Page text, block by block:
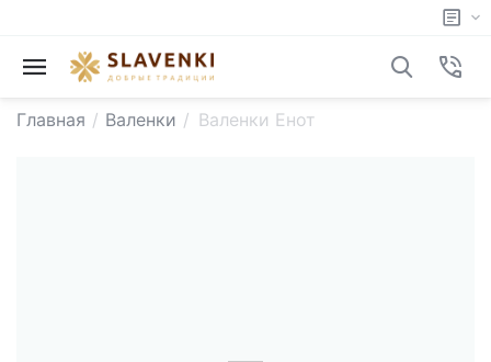
Главная / Валенки / Валенки Енот